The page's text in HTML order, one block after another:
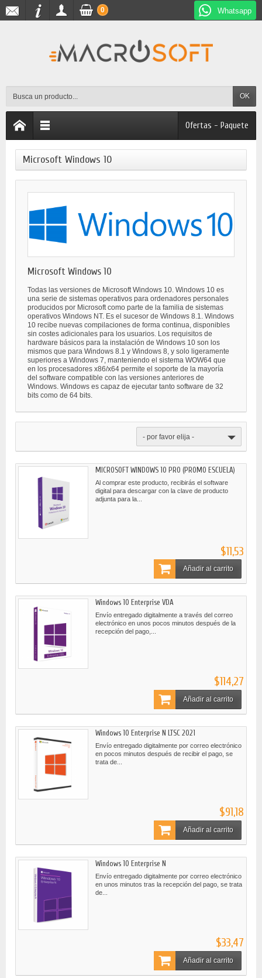
Whatsapp
OK
0
Ofertas - Paquete
Microsoft Windows 10
Microsoft Windows 10
Todas las versiones de Microsoft Windows 10. Windows 10 es
una serie de sistemas operativos para ordenadores personales
producidos por Microsoft como parte de la familia de sistemas
operativos Windows NT. Es el sucesor de Windows 8.1. Windows
10 recibe nuevas compilaciones de forma continua, disponibles
sin costes adicionales para los usuarios. Los requisitos de
hardware básicos para la instalación de Windows 10 son los
mismos que para Windows 8.1 y Windows 8, y solo ligeramente
superiores a Windows 7, manteniendo el sistema WOW64 que
en los procesadores x86/x64 permite el soporte de la mayoría
del software compatible con las versiones anteriores de
Windows. Windows es capaz de ejecutar tanto software de 32
bits como de 64 bits.
- por favor elija -
MICROSOFT WINDOWS 10 PRO (PROMO ESCUELA)
Al comprar este producto, recibirás el software
digital para descargar con la clave de producto
adjunta para la...
$11,53
Añadir al carrito
Windows 10 Enterprise VDA
Envío entregado digitalmente a través del correo
electrónico en unos pocos minutos después de la
recepción del pago,...
$114,27
Añadir al carrito
Windows 10 Enterprise N LTSC 2021
Envío entregado digitalmente por correo electrónico
en pocos minutos después de recibir el pago, se
trata de...
$91,18
Añadir al carrito
Windows 10 Enterprise N
Envío entregado digitalmente por correo electrónico
en unos minutos tras la recepción del pago, se trata
de...
$33,47
Añadir al carrito